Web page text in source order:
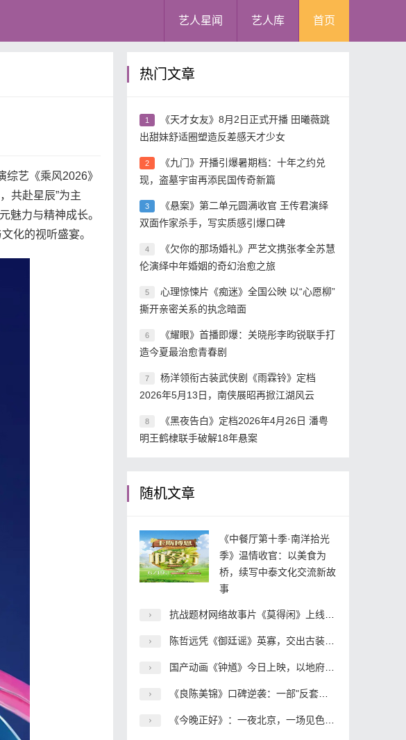
艺人星闻 艺人库 首页
艺《乘风2026》
共赴星辰”为主
魅力与精神成长。
化的视听盛宴。
热门文章
1
《天才女友》8月2日正式开播 田曦薇跳
出甜妹舒适圈塑造反差感天才少女
2
《九门》开播引爆暑期档：十年之约兑
现，盗墓宇宙再添民国传奇新篇
3
《悬案》第二单元圆满收官 王传君演绎
双面作家杀手，写实质感引爆口碑
4
《欠你的那场婚礼》严艺文携张孝全苏慧
伦演绎中年婚姻的奇幻治愈之旅
5
心理惊悚片《痴迷》全国公映 以“心愿柳”
撕开亲密关系的执念暗面
6
《耀眼》首播即爆：关晓彤李昀锐联手打
造今夏最治愈青春剧
7
杨洋领衔古装武侠剧《雨霖铃》定档
2026年5月13日，南侠展昭再掀江湖风云
8
《黑夜告白》定档2026年4月26日 潘粤
明王鹤棣联手破解18年悬案
随机文章
《中餐厅第十季·南洋拾光
季》温情收官：以美食为
桥，续写中泰文化交流新故
事
抗战题材网络故事片《莫得闲》上线 小人物抗战叙事开辟内容新赛道
陈哲远凭《御廷谣》英寡，交出古装角色的层次感答卷
国产动画《钟馗》今日上映，以地府冒险讲透人间少年心
《良陈美锦》口碑逆袭：一部"反套路"古偶凭演技杀出重围
《今晚正好》：一夜北京，一场见色起意到真心失守的都市冒险